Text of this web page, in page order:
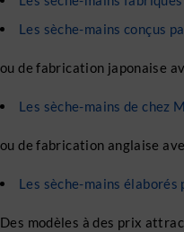
Les sèche-mains conçus
ou de fabrication japonaise
Les sèche-mains de chez
ou de fabrication anglaise
Les sèche-mains
Des modèles à des prix